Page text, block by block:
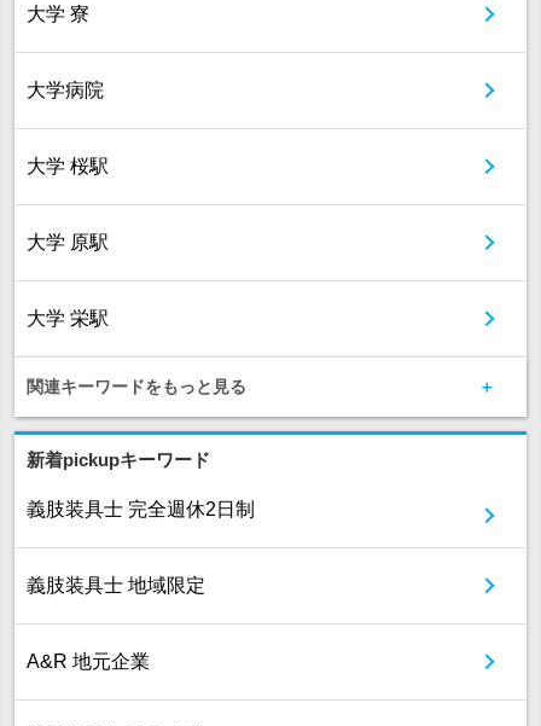
大学 寮
大学病院
大学 桜駅
大学 原駅
大学 栄駅
関連キーワードをもっと見る
新着pickupキーワード
義肢装具士 完全週休2日制
義肢装具士 地域限定
A&R 地元企業